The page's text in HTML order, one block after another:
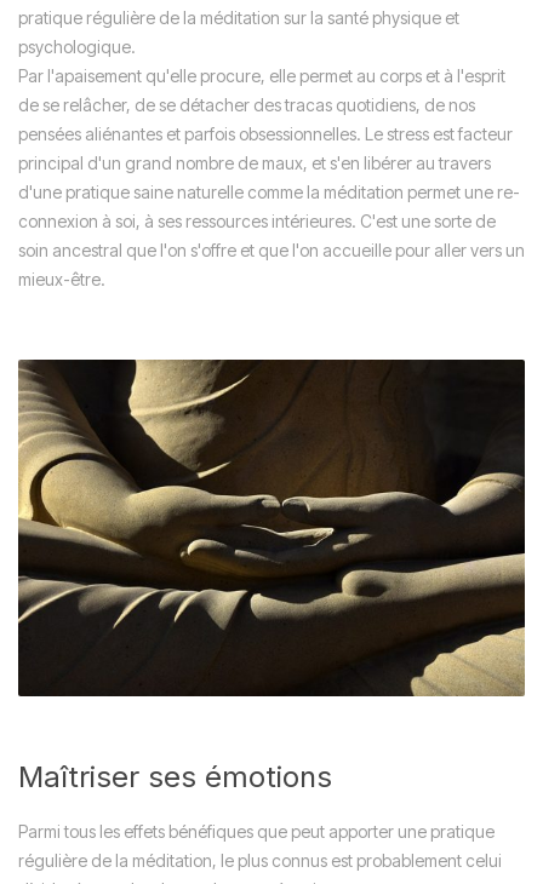
pratique régulière de la méditation sur la santé physique et
psychologique.
Par l'apaisement qu'elle procure, elle permet au corps et à l'esprit
de se relâcher, de se détacher des tracas quotidiens, de nos
pensées aliénantes et parfois obsessionnelles. Le stress est facteur
principal d'un grand nombre de maux, et s'en libérer au travers
d'une pratique saine naturelle comme la méditation permet une re-
connexion à soi, à ses ressources intérieures. C'est une sorte de
soin ancestral que l'on s'offre et que l'on accueille pour aller vers un
mieux-être.
Maîtriser ses émotions
Parmi tous les effets bénéfiques que peut apporter une pratique
régulière de la méditation, le plus connus est probablement celui